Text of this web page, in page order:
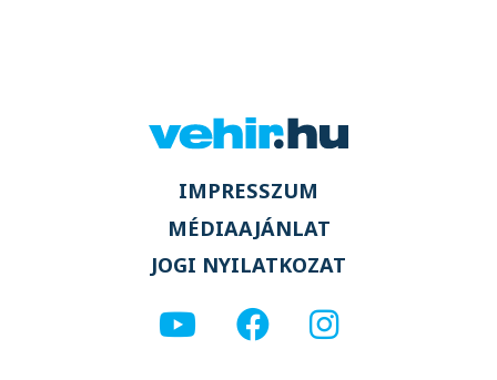
IMPRESSZUM
MÉDIAAJÁNLAT
JOGI NYILATKOZAT